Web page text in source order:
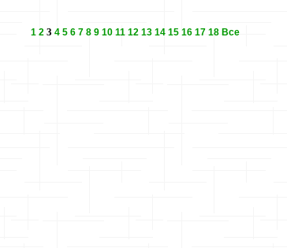
1 2 3 4 5 6 7 8 9 10 11 12 13 14 15 16 17 18 Все